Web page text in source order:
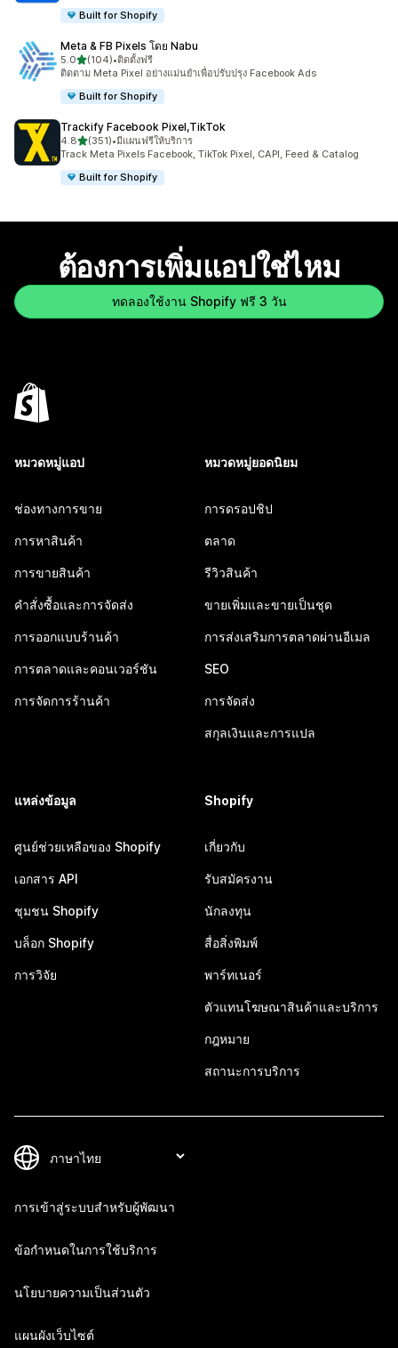
Built for Shopify
Meta & FB Pixels โดย Nabu
5.0เต็ม 5 ดาว
(104)
ทั้งหมด 104 รีวิว
•ติดตั้งฟรี
ติดตาม Meta Pixel อย่างแม่นยำเพื่อปรับปรุง Facebook Ads
Built for Shopify
Trackify Facebook Pixel,TikTok
4.8เต็ม 5 ดาว
(351)
ทั้งหมด 351 รีวิว
•มีแผนฟรีให้บริการ
Track Meta Pixels Facebook, TikTok Pixel, CAPI, Feed & Catalog
Built for Shopify
ต้องการเพิ่มแอปใช่ไหม
ทดลองใช้งาน Shopify ฟรี 3 วัน
หมวดหมู่แอป
ช่องทางการขาย
การหาสินค้า
การขายสินค้า
คำสั่งซื้อและการจัดส่ง
การออกแบบร้านค้า
การตลาดและคอนเวอร์ชัน
การจัดการร้านค้า
หมวดหมู่ยอดนิยม
การดรอปชิป
ตลาด
รีวิวสินค้า
ขายเพิ่มและขายเป็นชุด
การส่งเสริมการตลาดผ่านอีเมล
SEO
การจัดส่ง
สกุลเงินและการแปล
แหล่งข้อมูล
ศูนย์ช่วยเหลือของ Shopify
เอกสาร API
ชุมชน Shopify
บล็อก Shopify
การวิจัย
Shopify
เกี่ยวกับ
รับสมัครงาน
นักลงทุน
สื่อสิ่งพิมพ์
พาร์ทเนอร์
ตัวแทนโฆษณาสินค้าและบริการ
กฎหมาย
สถานะการบริการ
การเข้าสู่ระบบสำหรับผู้พัฒนา
ข้อกำหนดในการใช้บริการ
นโยบายความเป็นส่วนตัว
แผนผังเว็บไซต์